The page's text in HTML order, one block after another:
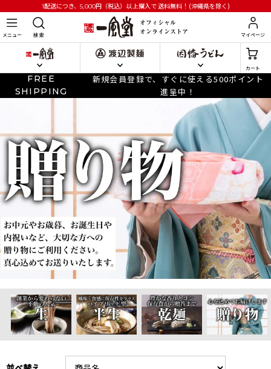
1配送につき、5,000円 （税込）以上購入で送料無料！(沖縄県を除く)
メニュー 検 索 マイページ
カート
FREE
SHIPPING
新規会員登録で、すぐに使える500ポイント
進呈中！